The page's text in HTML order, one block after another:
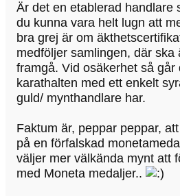
Är det en etablerad handlare
du kunna vara helt lugn att
bra grej är om
medföljer samlingen, där ska
framgå. Vid osäkerhet så går
karathalten med ett enkelt
guld/ mynthandlare har.
Faktum är, peppar peppar,
på en förfalskad
väljer mer välkända mynt att
med Moneta medaljer..